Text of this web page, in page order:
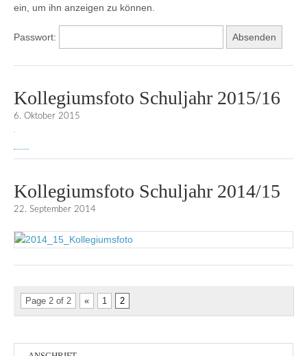
ein, um ihn anzeigen zu können.
Passwort:
Kollegiumsfoto Schuljahr 2015/16
6. Oktober 2015
Kollegiumsfoto Schuljahr 2014/15
22. September 2014
Page 2 of 2 « 1 2